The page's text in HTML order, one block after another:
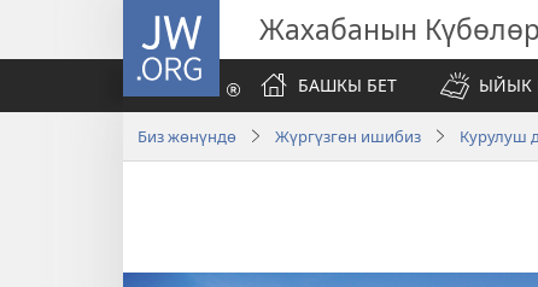
JW.ORG Жахабанын
БАШКЫ БЕТ
ЫЙЫК
Биз жөнүндө Жүргүзгөн ишибиз Курулуш